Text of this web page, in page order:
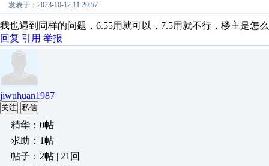
发表于：2023-10-12 11:20:57
我也遇到同样的问题，6.55用就可以，7.5用就不行，楼主是怎
回复 引用 举报
jiwuhuan1987
关注 私信
精华：0帖
求助：1帖
帖子：2帖 | 21回